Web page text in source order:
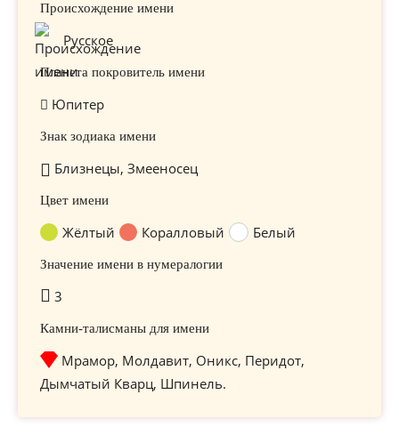
Происхождение имени
Русское
Планета покровитель имени
Юпитер
Знак зодиака имени
Близнецы, Змееносец
Цвет имени
Жёлтый Коралловый Белый
Значение имени в нумералогии
3
Камни-талисманы для имени
Мрамор, Молдавит, Оникс, Перидот,
Дымчатый Кварц, Шпинель.